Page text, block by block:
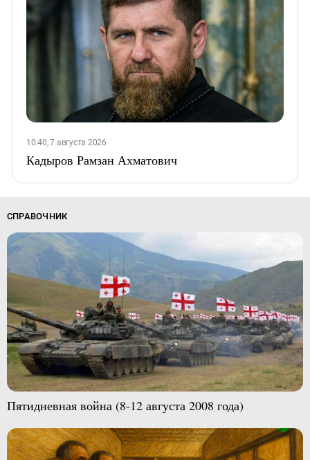
10:40, 7 августа 2026
Кадыров Рамзан Ахматович
СПРАВОЧНИК
Пятидневная война (8-12 августа 2008 года)